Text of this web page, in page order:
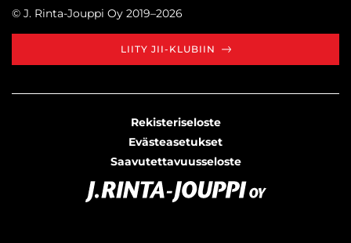
© J. Rinta-Jouppi Oy 2019–2026
LIITY JII-KLUBIIN
Rekisteriseloste
Evästeasetukset
Saavutettavuusseloste